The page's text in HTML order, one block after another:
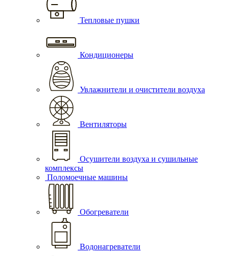
Тепловые пушки
Кондиционеры
Увлажнители и очистители воздуха
Вентиляторы
Осушители воздуха и сушильные
комплексы
Поломоечные машины
Обогреватели
Водонагреватели